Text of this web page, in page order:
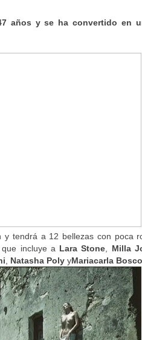
años y se ha convertido en
tendrá a 12 bellezas con poca
incluye a Lara Stone Milla
Natasha Poly yMariacarla